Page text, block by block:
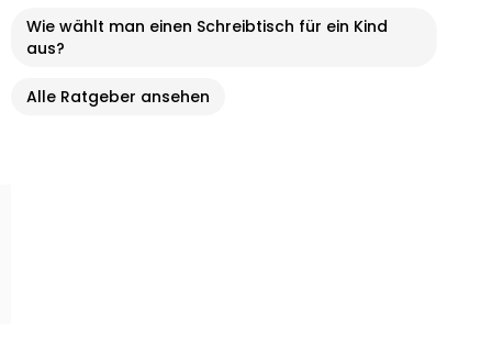
Wie wählt man einen Schreibtisch für ein Kind
aus?
Alle Ratgeber ansehen